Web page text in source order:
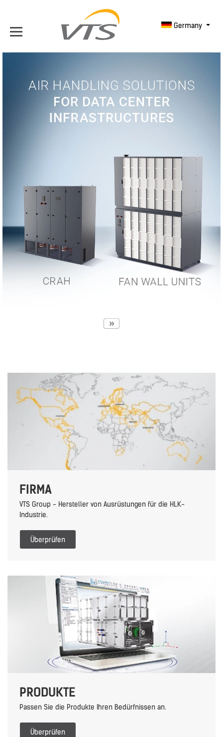
Germany
FIRMA
VTS Group - Hersteller von Ausrüstungen für die HLK-
Industrie.
Überprüfen
PRODUKTE
Passen Sie die Produkte Ihren Bedürfnissen an.
Überprüfen